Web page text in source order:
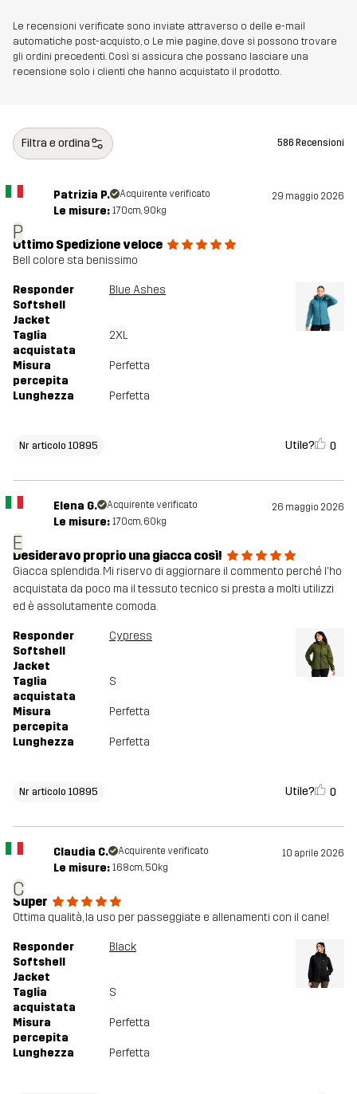
Le recensioni verificate sono inviate attraverso o delle e-mail
automatiche post-acquisto, o Le mie pagine, dove si possono trovare
gli ordini precedenti. Così si assicura che possano lasciare una
recensione solo i clienti che hanno acquistato il prodotto.
Filtra e ordina 586 Recensioni
P
Patrizia P. Acquirente verificato 29 maggio 2026
Le misure: 170cm, 90kg
Ottimo Spedizione veloce
Bell colore sta benissimo
Responder
Softshell
Jacket
Blue Ashes
Taglia
acquistata
2XL
Misura
percepita
Perfetta
Lunghezza Perfetta
Nr articolo 10895 Utile? 0
E
Elena G. Acquirente verificato 26 maggio 2026
Le misure: 170cm, 60kg
Desideravo proprio una giacca così!
Giacca splendida. Mi riservo di aggiornare il commento perché l'ho
acquistata da poco ma il tessuto tecnico si presta a molti utilizzi
ed è assolutamente comoda.
Responder
Softshell
Jacket
Cypress
Taglia
acquistata
S
Misura
percepita
Perfetta
Lunghezza Perfetta
Nr articolo 10895 Utile? 0
C
Claudia C. Acquirente verificato 10 aprile 2026
Le misure: 168cm, 50kg
Super
Ottima qualità, la uso per passeggiate e allenamenti con il cane!
Responder
Softshell
Jacket
Black
Taglia
acquistata
S
Misura
percepita
Perfetta
Lunghezza Perfetta